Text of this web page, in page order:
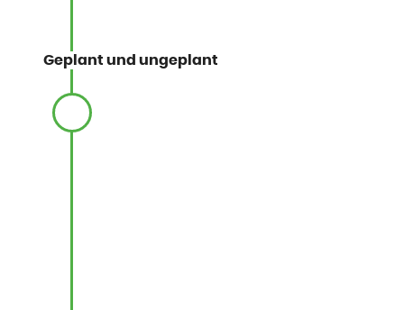
Geplant und ungeplant